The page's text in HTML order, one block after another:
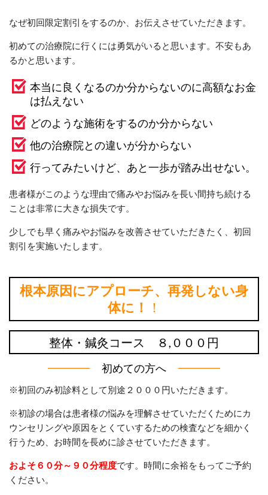
なぜ初回限定割引をするのか、お伝えさせていただきます。
初めての治療院に行くには勇気がいると思います。不安もあ
るかと思います。
本当に良くなるのか分からないのに高額なお金
は払えない
どのような施術をするのか分からない
他の治療院との違いが分からない
行ってみたいけど、あと一歩が踏み出せない。
患者様がこのような理由で痛みやお悩みを長い間持ち続ける
ことは非常に大きな損失です。
少しでも早く痛みやお悩みを改善させていただきたく、初回
割引を実施いたします。
根本原因にアプローチ、再発しない身
体に！
！
整体・鍼灸コース ８,０００円
初めての方へ
※初回のみ初診料として別途２０００円いただきます。
※初診の場合は患者様の悩みを理解させていただくためにカ
ウンセリングや原因をとくていするための検査などを細かく
行うため、お時間を長めに診させていただきます。
およそ６０分～９０分程度です。時間に余裕をもってご予約
ください。